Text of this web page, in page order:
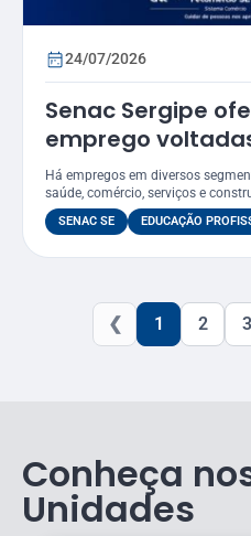
24/07/2026
Senac Sergipe
emprego
Há empregos em diversos
saúde, comércio, serviços e
SENAC SE EDUCAÇÃO
❮ 1 2 3
Conheça
Unidades